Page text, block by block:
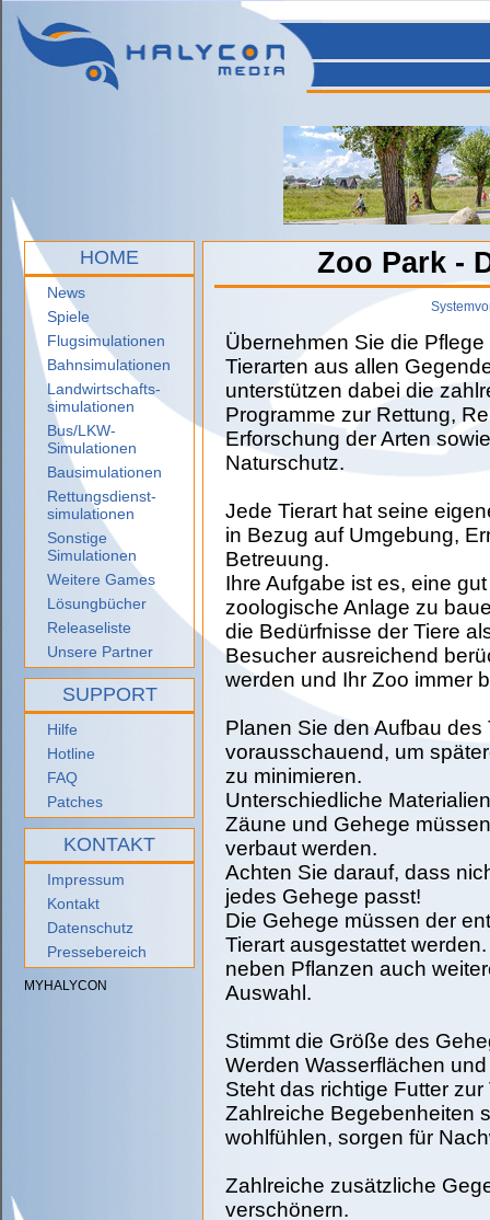
HOME
News
Spiele
Flugsimulationen
Bahnsimulationen
Landwirtschafts-
simulationen
Bus/LKW-
Simulationen
Bausimulationen
Rettungsdienst-
simulationen
Sonstige
Simulationen
Weitere Games
Lösungbücher
Releaseliste
Unsere Partner
SUPPORT
Hilfe
Hotline
FAQ
Patches
KONTAKT
Impressum
Kontakt
Datenschutz
Pressebereich
MYHALYCON
Zoo Park -
Übernehmen Sie die
Tierarten aus allen
unterstützen dabei die
Programme zur Rettung,
Erforschung der Arten
Naturschutz.
Jede Tierart hat seine
in Bezug auf Umgebung,
Betreuung.
Ihre Aufgabe ist es, eine
zoologische Anlage zu
die Bedürfnisse der Tiere
Besucher ausreichend
werden und Ihr Zoo immer
Planen Sie den Aufbau des
vorausschauend, um
zu minimieren.
Unterschiedliche
Zäune und Gehege
verbaut werden.
Achten Sie darauf, dass
jedes Gehege passt!
Die Gehege müssen der
Tierart ausgestattet
neben Pflanzen auch
Auswahl.
Stimmt die Größe des
Werden Wasserflächen
Steht das richtige Futter
Zahlreiche Begebenheiten
wohlfühlen, sorgen für
Zahlreiche zusätzliche
verschönern.